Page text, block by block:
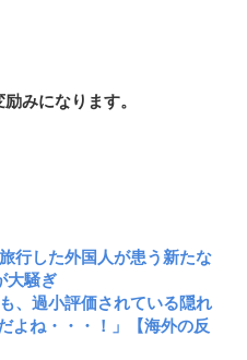
みになります。
行した外国人が患う新たな
大騒ぎ
、過小評価されている隠れ
よね・・・！」【海外の反